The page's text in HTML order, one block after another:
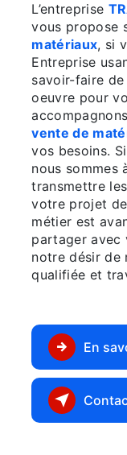
L’entreprise
vous propose
matériaux, si
Entreprise
savoir-faire
oeuvre pour
vente de
vos besoins.
nous sommes
transmettre
votre projet de
métier est
partager avec
notre désir de
qualifiée et
En